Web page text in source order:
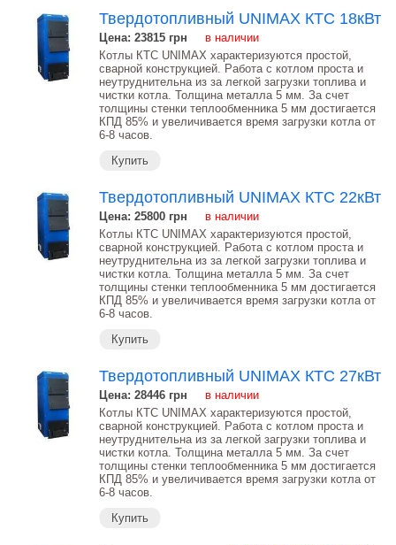
Твердотопливный UNIMAX КТС 18кВт
Цена: 23815 грн
в наличии
Котлы КТС UNIMAX характеризуются простой,
сварной конструкцией. Работа с котлом проста и
неутруднительна из за легкой загрузки топлива и
чистки котла. Толщина металла 5 мм. За счет
толщины стенки теплообменника 5 мм достигается
КПД 85% и увеличивается время загрузки котла от
6-8 часов.
Купить
Твердотопливный UNIMAX КТС 22кВт
Цена: 25800 грн
в наличии
Котлы КТС UNIMAX характеризуются простой,
сварной конструкцией. Работа с котлом проста и
неутруднительна из за легкой загрузки топлива и
чистки котла. Толщина металла 5 мм. За счет
толщины стенки теплообменника 5 мм достигается
КПД 85% и увеличивается время загрузки котла от
6-8 часов.
Купить
Твердотопливный UNIMAX КТС 27кВт
Цена: 28446 грн
в наличии
Котлы КТС UNIMAX характеризуются простой,
сварной конструкцией. Работа с котлом проста и
неутруднительна из за легкой загрузки топлива и
чистки котла. Толщина металла 5 мм. За счет
толщины стенки теплообменника 5 мм достигается
КПД 85% и увеличивается время загрузки котла от
6-8 часов.
Купить